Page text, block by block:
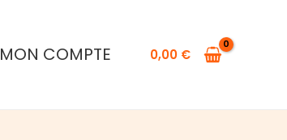
MON COMPTE 0,00 €